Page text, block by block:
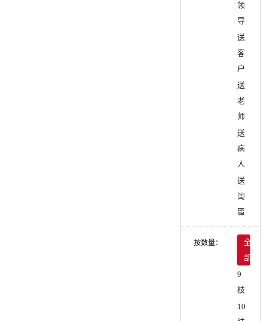
领
导
送
客
户
送
老
师
送
病
人
送
闺
蜜
按数量：
全
部
9
枝
10